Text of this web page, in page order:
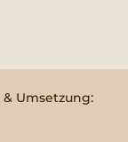
Umsetzung: